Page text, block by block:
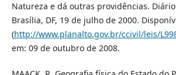
Natureza e dá outras providências.
Brasília, DF, 19 de julho de 2000.
(http://www.planalto.gov.br/ccivil/leis/
em: 09 de outubro de 2008.